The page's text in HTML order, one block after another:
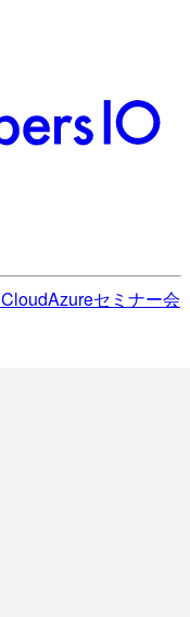
Azureセミナー会